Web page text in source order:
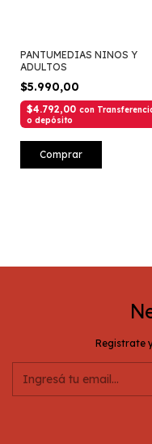
PANTUMEDIAS NINOS Y
ADULTOS
$5.990,00
$4.792,00 con
o depósito
Comprar
Registrate